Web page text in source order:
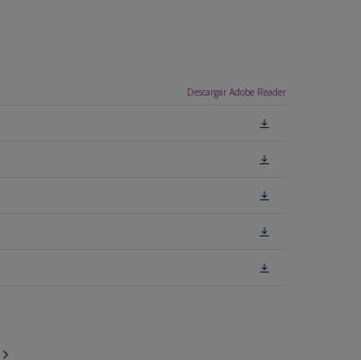
Descargar Adobe Reader